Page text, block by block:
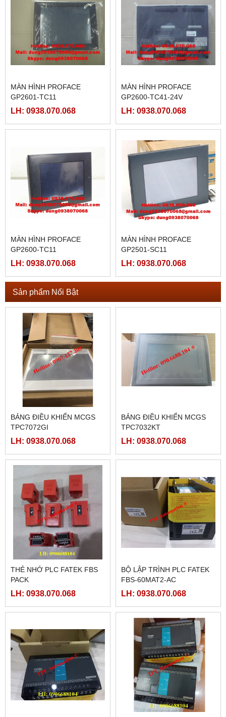
MÀN HÌNH PROFACE
GP2601-TC11
LH: 0938.070.068
MÀN HÌNH PROFACE
GP2600-TC41-24V
LH: 0938.070.068
MÀN HÌNH PROFACE
GP2600-TC11
LH: 0938.070.068
MÀN HÌNH PROFACE
GP2501-SC11
LH: 0938.070.068
Sản phẩm Nổi Bật
BẢNG ĐIỀU KHIỂN MCGS
TPC7072GI
LH: 0938.070.068
BẢNG ĐIỀU KHIỂN MCGS
TPC7032KT
LH: 0938.070.068
THẺ NHỚ PLC FATEK FBS
PACK
LH: 0938.070.068
BỘ LẬP TRÌNH PLC FATEK
FBS-60MAT2-AC
LH: 0938.070.068